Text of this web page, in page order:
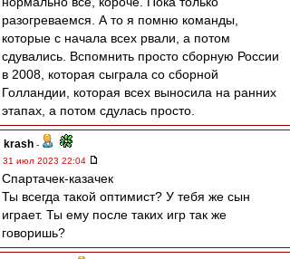
разогреваемся. А то я помню команды,
которые с начала всех рвали, а потом
сдувались. Вспомнить просто сборную России
в 2008, которая сыграла со сборной
Голландии, которая всех выносила на ранних
этапах, а потом сдулась просто.
krash -
31 июл 2023 22:04
Спартачек-казачек
Ты всегда такой оптимист? У тебя же сын
играет. Ты ему после таких игр так же
говоришь?